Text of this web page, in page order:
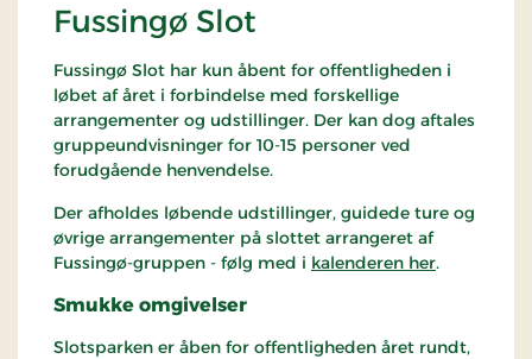
Fussingø Slot
Fussingø Slot har kun åbent for offentligheden i
løbet af året i forbindelse med forskellige
arrangementer og udstillinger. Der kan dog aftales
gruppeundvisninger for 10-15 personer ved
forudgående henvendelse.
Der afholdes løbende udstillinger, guidede ture og
øvrige arrangementer på slottet arrangeret af
Fussingø-gruppen - følg med i kalenderen her.
Smukke omgivelser
Slotsparken er åben for offentligheden året rundt,